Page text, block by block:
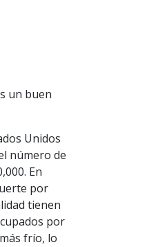
un buen
Unidos
número de
En
por
tienen
por
frío, lo